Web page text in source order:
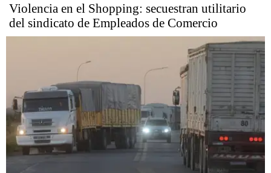
Violencia en el Shopping: secuestran utilitario
del sindicato de Empleados de Comercio